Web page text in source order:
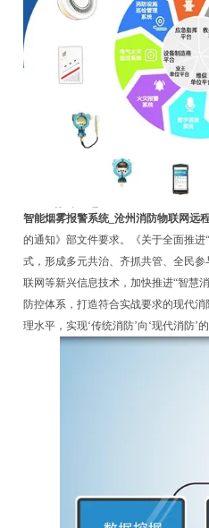
智能烟雾报警系统_沧州消防物联网远
的通知》部文件要求。《关于全面推
式，形成多元共治、齐抓共管、全民
联网等新兴信息技术，加快推进“智慧
防控体系，打造符合实战要求的现代
理水平，实现‘传统消防’向‘现代消防’的